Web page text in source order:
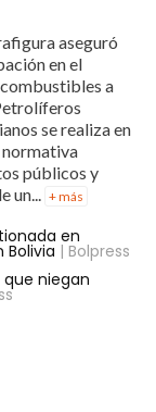
aseguró
en el
a
se realiza en
normativa
públicos y
un... + más
en
Bolivia | Bolpress
niegan